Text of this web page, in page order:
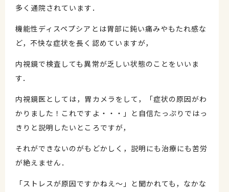
多く通院されています．
機能性ディスペプシアとは胃部に鈍い痛みやもたれ感な
ど，不快な症状を長く認めていますが，
内視鏡で検査しても異常が乏しい状態のことをいいま
す．
内視鏡医としては，胃カメラをして，「症状の原因がわ
かりました！これですよ・・・」と自信たっぷりではっ
きりと説明したいところですが，
それができないのがもどかしく，説明にも治療にも苦労
が絶えません．
「ストレスが原因ですかねえ～」と聞かれても，なかな